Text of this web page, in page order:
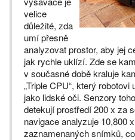
velice
důležité, zda
umí přesně
analyzovat prostor, aby jej
jak rychle uklízí. Zde se
v současné době kraluje
„Triple CPU“, který
jako lidské oči. Senzory
detekují prostředí 200 x za
navigace analyzuje 10,800
zaznamenaných snímků,